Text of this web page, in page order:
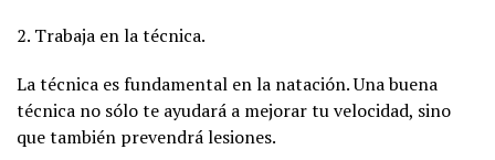
2. Trabaja en la técnica.
La técnica es fundamental en la natación. Una buena
técnica no sólo te ayudará a mejorar tu velocidad, sino
que también prevendrá lesiones.